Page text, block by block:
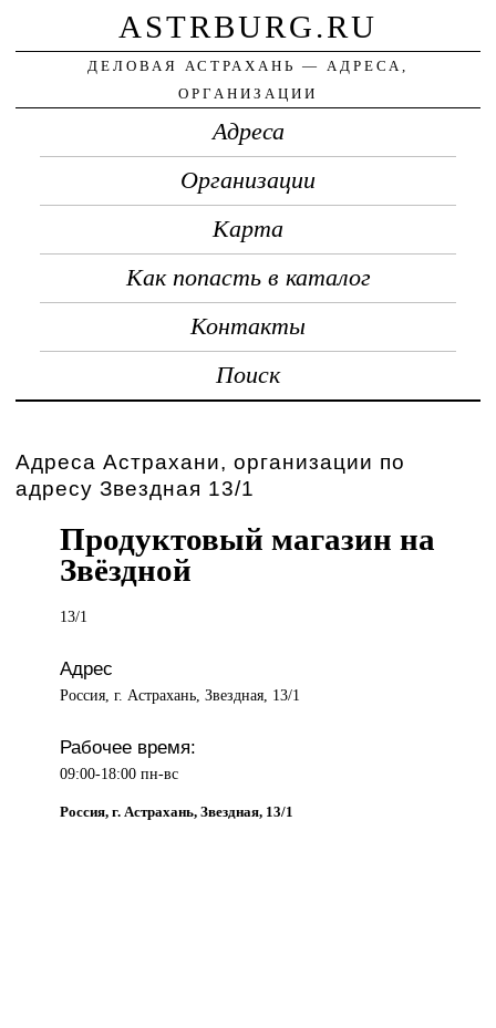
ASTRBURG.RU
ДЕЛОВАЯ АСТРАХАНЬ — АДРЕСА,
ОРГАНИЗАЦИИ
Адреса
Организации
Карта
Как попасть в каталог
Контакты
Поиск
Адреса Астрахани, организации по
адресу Звездная 13/1
Продуктовый магазин на
Звёздной
13/1
Адрес
Россия, г. Астрахань, Звездная, 13/1
Рабочее время:
09:00-18:00 пн-вс
Россия, г. Астрахань, Звездная, 13/1